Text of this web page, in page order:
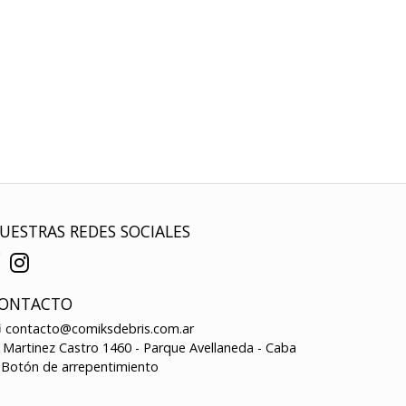
REDES SOCIALES
contacto@comiksdebris.com.ar
Martinez Castro 1460 - Parque Avellaneda - Caba
de arrepentimiento